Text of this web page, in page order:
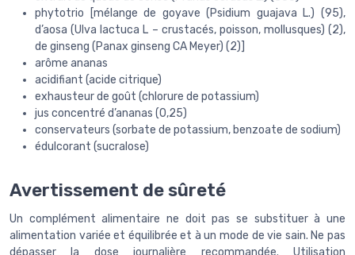
phytotrio [mélange de goyave (Psidium guajava L.) (95),
d’aosa (Ulva lactuca L – crustacés, poisson, mollusques) (2),
de ginseng (Panax ginseng CA Meyer) (2)]
arôme ananas
acidifiant (acide citrique)
exhausteur de goût (chlorure de potassium)
jus concentré d’ananas (0,25)
conservateurs (sorbate de potassium, benzoate de sodium)
édulcorant (sucralose)
Avertissement de sûreté
Un complément alimentaire ne doit pas se substituer à une
alimentation variée et équilibrée et à un mode de vie sain. Ne pas
dépasser la dose journalière recommandée. Utilisation